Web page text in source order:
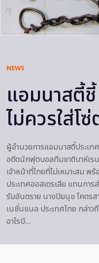
NEWS
แอมนาสตี้ชี้
ไม่ควรใส่โ
ผู้อำนวยการแอมนาสตี้ประเ
อดีตนักฟุตบอลทีมชาติบาห์เร
เจ้าหน้าที่ไทยที่ไม่เหมาะสม
ประเทศออสเตรเลีย แทนการ
รับอันตราย นางปิยนุช โคตร
เนชั่นแนล ประเทศไทย กล่า
อาไรบี…